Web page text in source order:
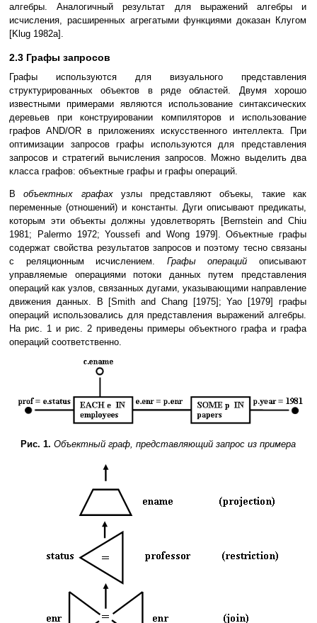
алгебры. Аналогичный результат для выражений алгебры и
исчисления, расширенных агрегатыми функциями доказан Клугом
[Klug 1982a].
2.3 Графы запросов
Графы используются для визуального представления
структурированных объектов в ряде областей. Двумя хорошо
известными примерами являются использование синтаксических
деревьев при конструировании компиляторов и использование
графов AND/OR в приложениях искусственного интеллекта. При
оптимизации запросов графы используются для представления
запросов и стратегий вычисления запросов. Можно выделить два
класса графов: объектные графы и графы операций.
Вобъектных графахузлы представляют объекы, такие как
переменные (отношений) и константы. Дуги описывают предикаты,
которым эти объекты должны удовлетворять [Bernstein and Chiu
1981; Palermo 1972; Youssefi and Wong 1979]. Объектные графы
содержат свойства результатов запросов и поэтому тесно связаны
с реляционным исчислением. Графы операций описывают
управляемые операциями потоки данных путем представления
операций как узлов, связанных дугами, указывающими направление
движения данных. В [Smith and Chang [1975]; Yao [1979] графы
операций использовались для представления выражений алгебры.
На рис. 1 и рис. 2 приведены примеры объектного графа и графа
операций соответственно.
Рис. 1. Объектный граф, представляющий запрос из примера